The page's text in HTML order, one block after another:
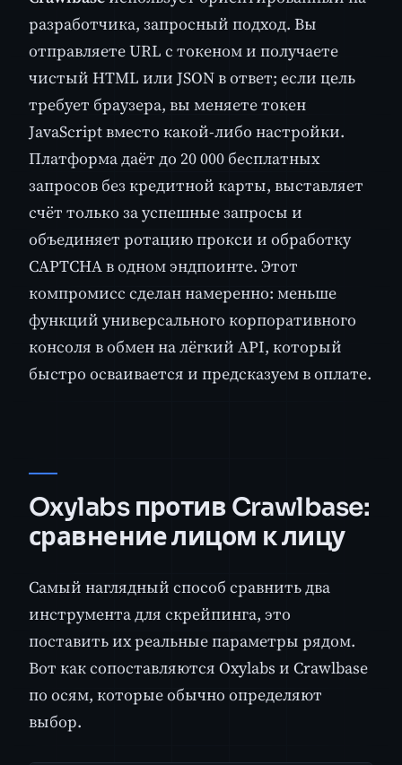
разработчика, запросный подход. Вы
отправляете URL с токеном и получаете
чистый HTML или JSON в ответ; если цель
требует браузера, вы меняете токен
JavaScript вместо какой-либо настройки.
Платформа даёт до 20 000 бесплатных
запросов без кредитной карты, выставляет
счёт только за успешные запросы и
объединяет ротацию прокси и обработку
CAPTCHA в одном эндпоинте. Этот
компромисс сделан намеренно: меньше
функций универсального корпоративного
консоля в обмен на лёгкий API, который
быстро осваивается и предсказуем в оплате.
Oxylabs против Crawlbase:
сравнение лицом к лицу
Самый наглядный способ сравнить два
инструмента для скрейпинга, это
поставить их реальные параметры рядом.
Вот как сопоставляются Oxylabs и Crawlbase
по осям, которые обычно определяют
выбор.